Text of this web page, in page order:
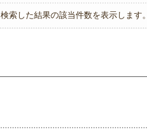
検索した結果の該当件数を表示します。